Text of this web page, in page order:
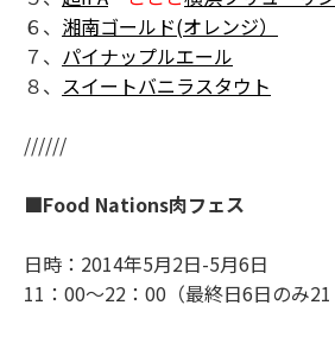
６、 湘南ゴールド(オレンジ）
７、 パイナップルエール
８、 スイートバニラスタウト
//////
■Food Nations肉フェス
日時：2014年5月2日-5月6日
11：00～22：00（最終日6日のみ21